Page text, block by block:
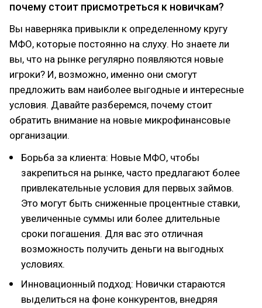
почему стоит присмотреться к новичкам?
Вы наверняка привыкли к определенному кругу
МФО, которые постоянно на слуху. Но знаете ли
вы, что на рынке регулярно появляются новые
игроки? И, возможно, именно они смогут
предложить вам наиболее выгодные и интересные
условия. Давайте разберемся, почему стоит
обратить внимание на новые микрофинансовые
организации.
Борьба за клиента: Новые МФО, чтобы
закрепиться на рынке, часто предлагают более
привлекательные условия для первых займов.
Это могут быть сниженные процентные ставки,
увеличенные суммы или более длительные
сроки погашения. Для вас это отличная
возможность получить деньги на выгодных
условиях.
Инновационный подход: Новички стараются
выделиться на фоне конкурентов, внедряя